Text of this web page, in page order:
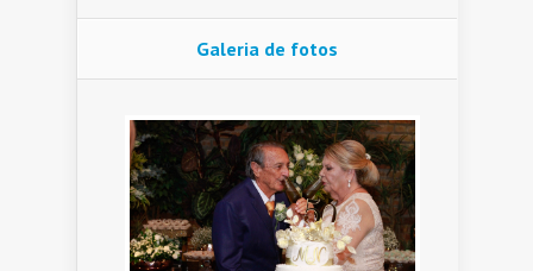
Galeria de fotos